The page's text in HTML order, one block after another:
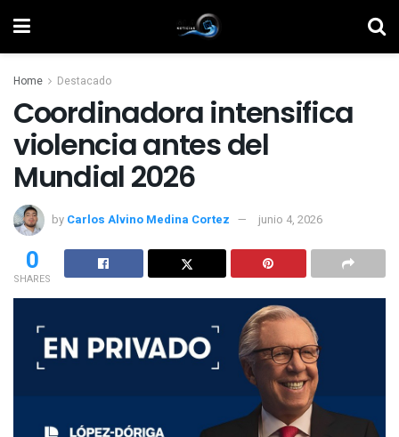
Home Destacado
Coordinadora intensifica
violencia antes del
Mundial 2026
by Carlos Alvino Medina Cortez junio 4, 2026
0
SHARES